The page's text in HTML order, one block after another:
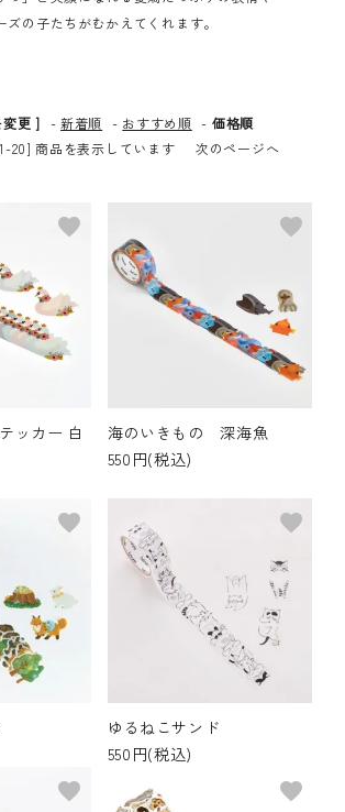
ズの子たちがむかえてくれます。
変更 ] -新着順 - おすすめ順 - 価格順
20] 商品を表示しています
次のページへ
ッカー 白
favorite
海のいきもの 深海魚
550円(税込)
favorite
favorite
ゆるねこサンド
550円(税込)
favorite
favorite favorite